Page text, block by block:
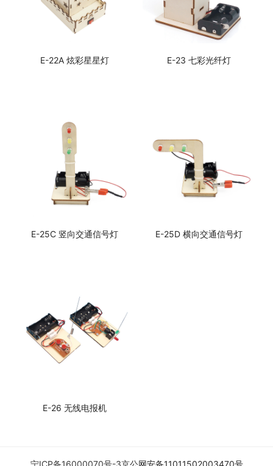
E-22A 炫彩星星灯 E-23 七彩光纤灯
E-25C 竖向交通信号灯 E-25D 横向交通信号灯
E-26 无线电报机